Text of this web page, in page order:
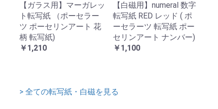
【ガラス用】マーガレッ
ト転写紙 （ポーセラー
ツ ポーセリンアート 花
柄 転写紙)
￥1,210
【白磁用】numeral 数字
転写紙 RED レッド ( ポ
ーセラーツ 転写紙 ポー
セリンアート ナンバー)
￥1,100
> 全ての転写紙・白磁を見る